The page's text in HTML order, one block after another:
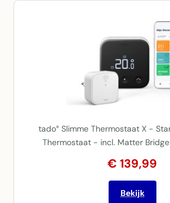
tado° Slimme Thermostaat X -
Thermostaat - incl. Matter
€ 139,99
Bekijk